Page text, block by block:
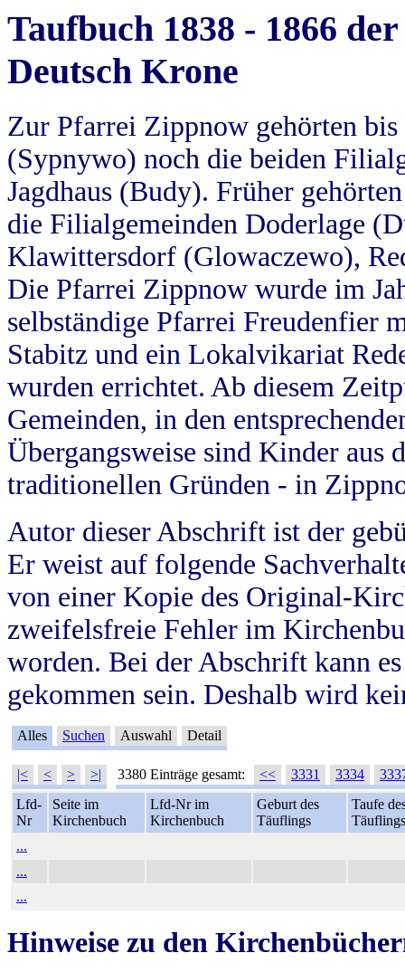
Taufbuch 1838 - 1866
Deutsch Krone
Zur Pfarrei Zippnow gehörten
(Sypnywo) noch die beiden
Jagdhaus (Budy). Früher
die Filialgemeinden Doderlage
Klawittersdorf (Glowaczewo),
Die Pfarrei Zippnow wurde im
selbständige Pfarrei Freudenfier
Stabitz und ein Lokalvikariat
wurden errichtet. Ab diesem
Gemeinden, in den
Übergangsweise sind Kinder aus
traditionellen Gründen - in
Autor dieser Abschrift ist der
Er weist auf folgende
von einer Kopie des Original-
zweifelsfreie Fehler im
worden. Bei der Abschrift kann
gekommen sein. Deshalb wird
Alles Suchen Auswahl Detail
|< < > >| 3380 Einträge gesamt: << 3331 3334
Lfd-
Nr
Seite im
Kirchenbuch
Lfd-Nr im
Kirchenbuch
Geburt des
Täuflings
Taufe
Täuflings
...
...
...
Hinweise zu den